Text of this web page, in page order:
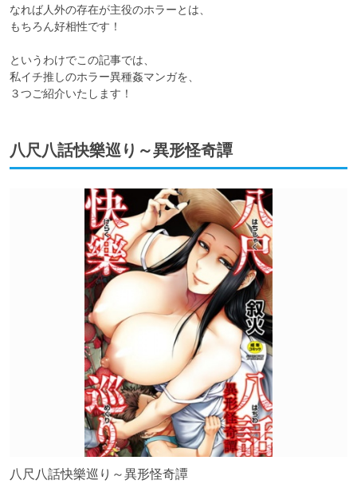
なれば人外の存在が主役のホラーとは、
もちろん好相性です！
というわけでこの記事では、
私イチ推しのホラー異種姦マンガを、
３つご紹介いたします！
八尺八話快樂巡り～異形怪奇譚
八尺八話快樂巡り～異形怪奇譚